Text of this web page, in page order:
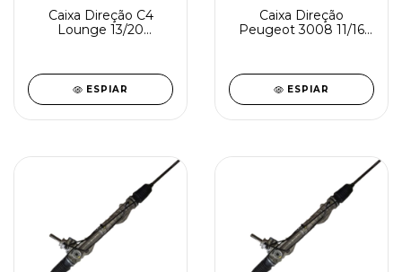
Caixa Direção C4
Lounge 13/20
SD0921-3
ESPIAR
Caixa Direção
Peugeot 3008 11/16
SD0921-2
ESPIAR